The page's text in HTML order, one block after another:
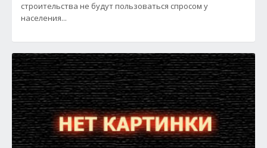
строительства не будут пользоваться спросом у
населения...